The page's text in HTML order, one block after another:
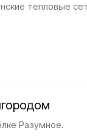
тепловые
Разумное.